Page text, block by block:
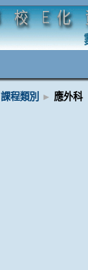
課程類別 ► 應外科